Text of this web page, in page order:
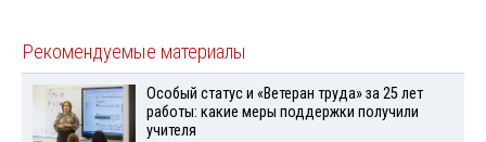
Рекомендуемые материалы
Особый статус и «Ветеран труда» за 25 лет
работы: какие меры поддержки получили
учителя